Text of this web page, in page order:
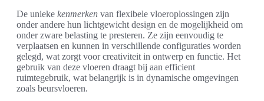
De unieke kenmerken van flexibele vloeroplossingen zijn
onder andere hun lichtgewicht design en de mogelijkheid om
onder zware belasting te presteren. Ze zijn eenvoudig te
verplaatsen en kunnen in verschillende configuraties worden
gelegd, wat zorgt voor creativiteit in ontwerp en functie. Het
gebruik van deze vloeren draagt bij aan efficient
ruimtegebruik, wat belangrijk is in dynamische omgevingen
zoals beursvloeren.